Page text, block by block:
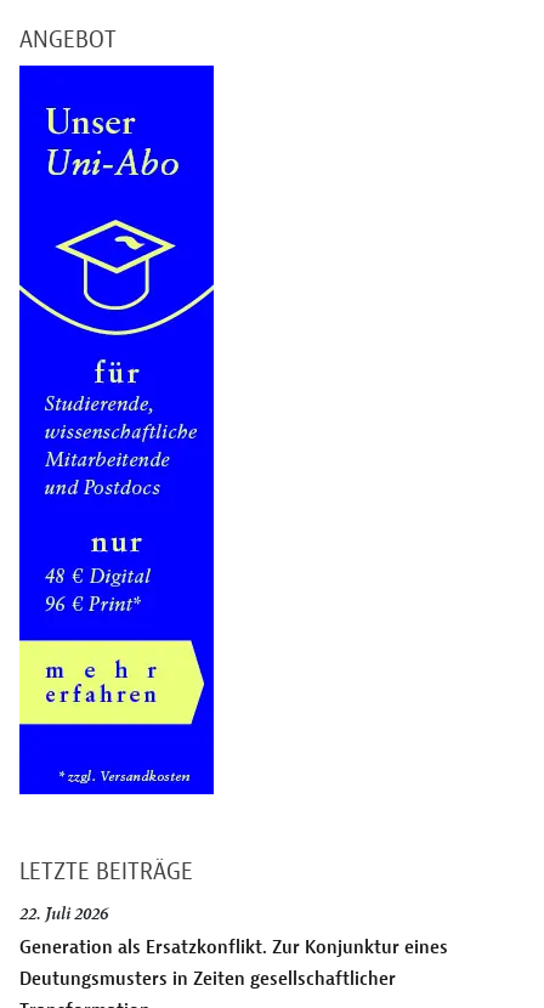
ANGEBOT
LETZTE BEITRÄGE
22. Juli 2026
Generation als Ersatzkonflikt. Zur Konjunktur eines
Deutungsmusters in Zeiten gesellschaftlicher